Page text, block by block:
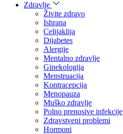
Zdravlje
Živite zdravo
Ishrana
Celijaklija
Dijabetes
Alergije
Mentalno zdravlje
Ginekologija
Menstruacija
Kontracepcija
Menopauza
Muško zdravlje
Polno prenosive infekcije
Zdravstveni problemi
Hormoni